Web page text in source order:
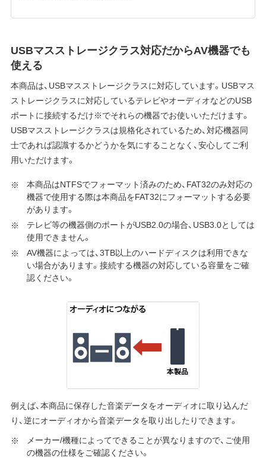
USBマスストレージクラス対応だからAV機器でも
使える
本商品は、USBマスストレージクラスに対応しています。USBマス
ストレージクラスに対応しているテレビやオーディオなどのUSB
ポートに接続するだけ※でそれらの機器でお使いいただけます。
USBマスストレージクラスは規格化されているため、対応機器同
士であれば認識するかどうかを気にすることなく、安心してご利
用いただけます。
本商品はNTFSでフォーマット済みのため、FAT32のみ対応の
機器で使用する際は本商品をFAT32にフォーマットする必要
があります。
テレビ等の機器側のポートがUSB2.0の場合、USB3.0としては
使用できません。
AV機器によっては、3TB以上のハードディスクは利用できな
い場合があります。接続する機器の対応している容量をご確
認ください。
例えば、本商品に保存した音楽データをオーディオに取り込んだ
り、逆にオーディオから音楽データを取り出したりできます。
メーカー/機種によってできることが異なりますので、ご使用
の機器の仕様をご確認ください。